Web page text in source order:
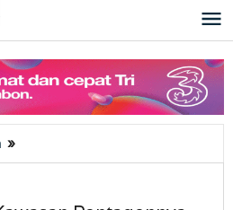
»
Bombardir
Pentagonnya